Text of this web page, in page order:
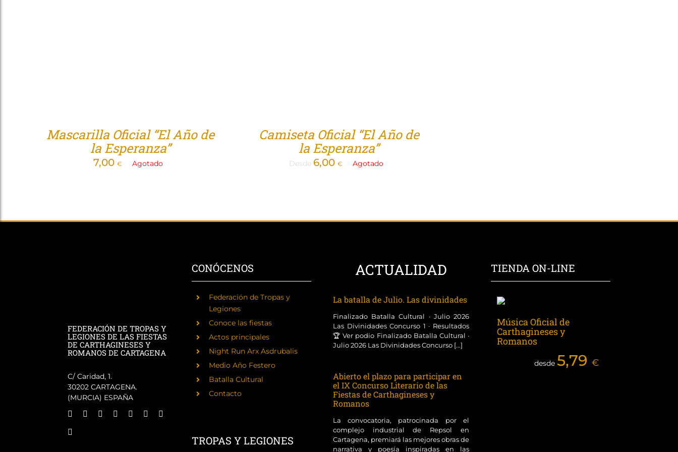
Mascarilla Oficial “El Año de
la Esperanza”
7,00 € Agotado
Camiseta Oficial “El Año de
la Esperanza”
Desde 6,00€ Agotado
FEDERACIÓN DE TROPAS Y
LEGIONES DE LAS FIESTAS
DE CARTHAGINESES Y
ROMANOS DE CARTAGENA
C/ Caridad, 1.
30202 CARTAGENA.
(MURCIA) ESPAÑA
CONÓCENOS
Federación de Tropas y
Legiones
Conoce las fiestas
Actos principales
Night Run Arx Asdrubalis
Medio Año Festero
Batalla Cultural
Contacto
TROPAS Y LEGIONES
ACTUALIDAD
La batalla de Julio. Las divinidades
Finalizado Batalla Cultural · Julio 2026
Las Divinidades Concurso 1 · Resultados
🏆 Ver podio Finalizado Batalla Cultural ·
Julio 2026 Las Divinidades Concurso [...]
Abierto el plazo para participar en
el IX Concurso Literario de las
Fiestas de Carthagineses y
Romanos
La convocatoria, patrocinada por el
complejo industrial de Repsol en
Cartagena, premiará las mejores obras de
narrativa y poesía inspiradas en las
TIENDA ON-LINE
Música Oficial de
Carthagineses y
Romanos
desde5,79€